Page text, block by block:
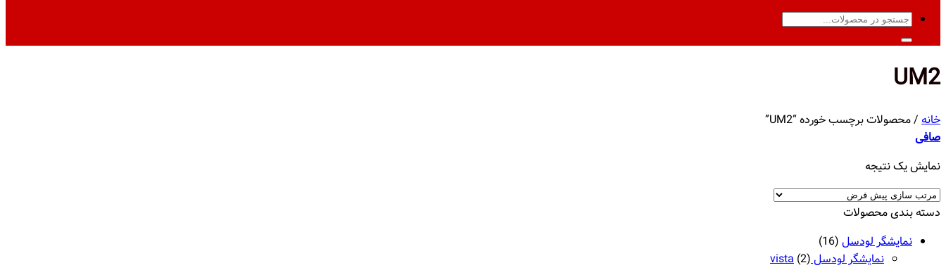
جستجو
برای:
UM2
خانه /محصولات برچسب خورده “UM2”
صافی
نمایش یک نتیجه
دسته‌ بندی محصولات
نمایشگر لودسل (16)
نمایشگر لودسل vista(2)